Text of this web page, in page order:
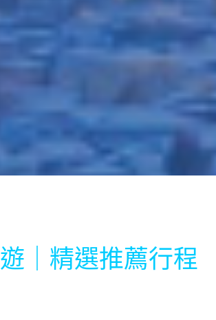
｜精選推薦行程